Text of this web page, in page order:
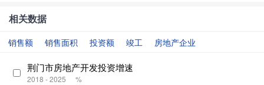
相关数据
销售额 销售面积 投资额 竣工 房地产企业
荆门市房地产开发投资增速
2018 - 2025 %